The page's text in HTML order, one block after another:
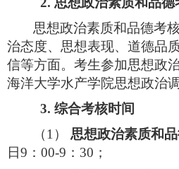
思想政治素质和品德考
治态度、思想表现、道德品
信等方面。考生参加思想政
海洋大学水产学院思想政治
3. 综合考核时间
（1 ） 思想政治素质和
日9 ： 00-9 ： 30 ；